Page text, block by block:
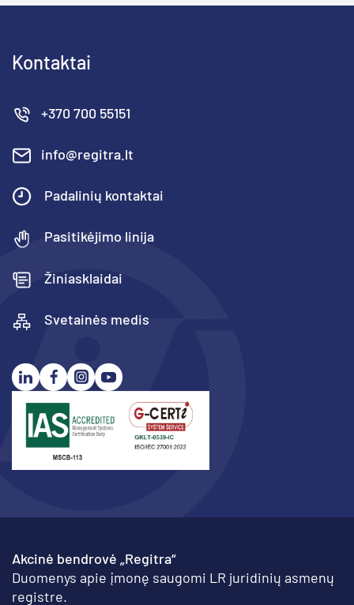
Kontaktai
+370 700 55151
info@regitra.lt
Padalinių kontaktai
Pasitikėjimo linija
Žiniasklaidai
Svetainės medis
Akcinė bendrovė „Regitra“
Duomenys apie įmonę saugomi LR juridinių asmenų
registre.